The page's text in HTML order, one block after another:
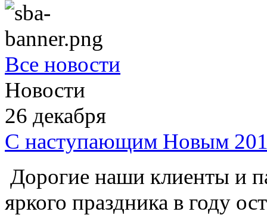
Все новости
Новости
26 декабря
С наступающим Новым
Дорогие наши клиенты и
яркого праздника в году